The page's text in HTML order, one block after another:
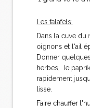
Les falafels:
Dans la cuve du
oignons et l'ail
Donner
herbes, le
rapidement
lisse.
Faire chauffer